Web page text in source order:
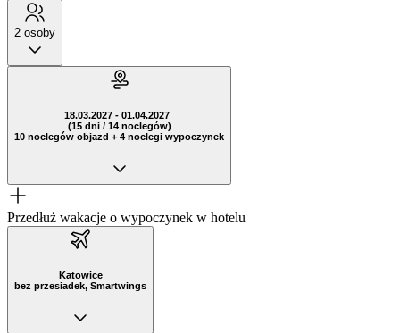
2 osoby
18.03.2027 - 01.04.2027
(15 dni / 14 noclegów)
10 noclegów objazd + 4 noclegi wypoczynek
Przedłuż wakacje o wypoczynek w hotelu
Katowice
bez przesiadek, Smartwings